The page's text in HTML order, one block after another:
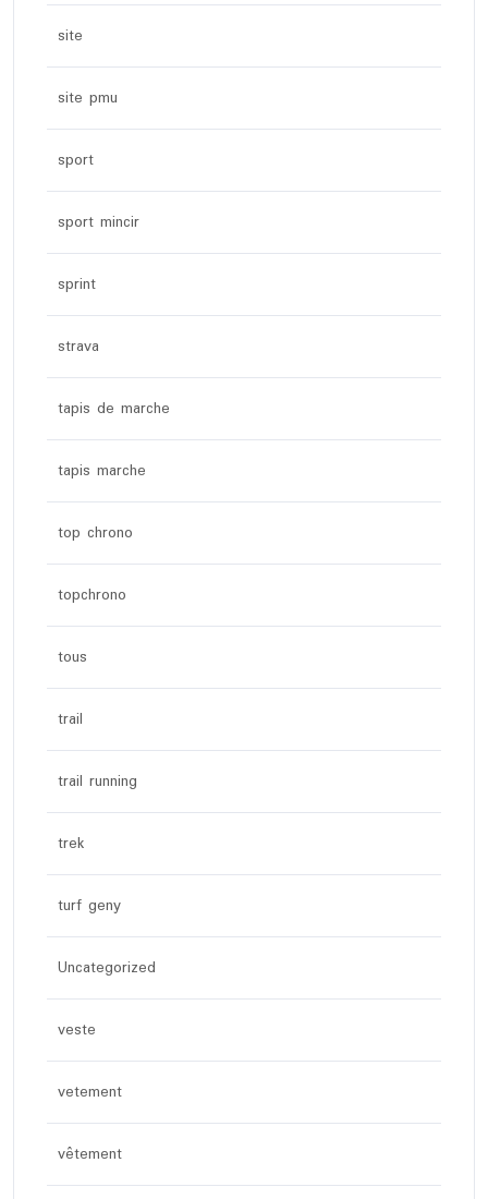
site
site pmu
sport
sport mincir
sprint
strava
tapis de marche
tapis marche
top chrono
topchrono
tous
trail
trail running
trek
turf geny
Uncategorized
veste
vetement
vêtement